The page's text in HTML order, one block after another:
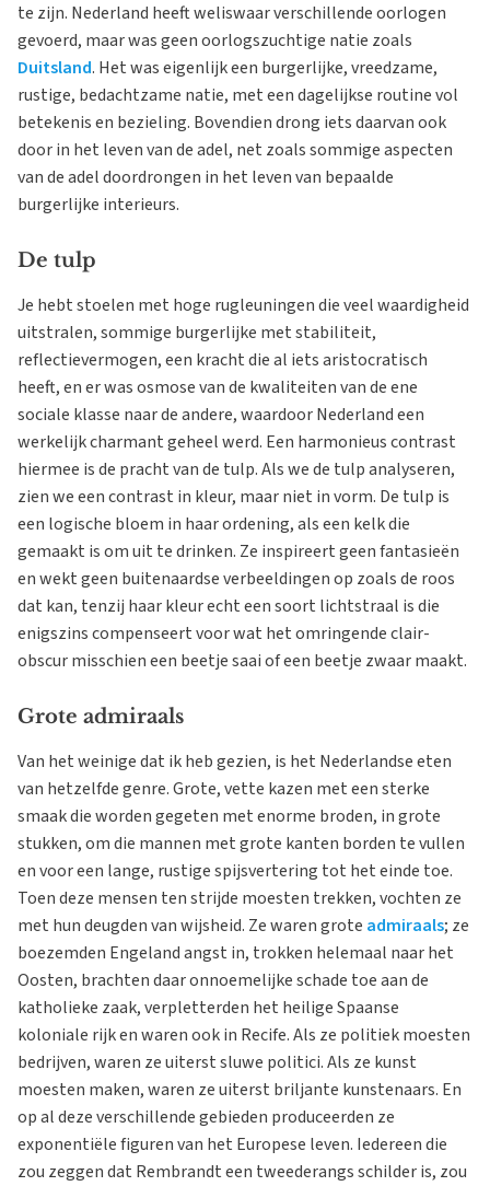
te zijn. Nederland heeft weliswaar verschillende oorlogen
gevoerd, maar was geen oorlogszuchtige natie zoals
Duitsland. Het was eigenlijk een burgerlijke, vreedzame,
rustige, bedachtzame natie, met een dagelijkse routine vol
betekenis en bezieling. Bovendien drong iets daarvan ook
door in het leven van de adel, net zoals sommige aspecten
van de adel doordrongen in het leven van bepaalde
burgerlijke interieurs.
De tulp
Je hebt stoelen met hoge rugleuningen die veel waardigheid
uitstralen, sommige burgerlijke met stabiliteit,
reflectievermogen, een kracht die al iets aristocratisch
heeft, en er was osmose van de kwaliteiten van de ene
sociale klasse naar de andere, waardoor Nederland een
werkelijk charmant geheel werd. Een harmonieus contrast
hiermee is de pracht van de tulp. Als we de tulp analyseren,
zien we een contrast in kleur, maar niet in vorm. De tulp is
een logische bloem in haar ordening, als een kelk die
gemaakt is om uit te drinken. Ze inspireert geen fantasieën
en wekt geen buitenaardse verbeeldingen op zoals de roos
dat kan, tenzij haar kleur echt een soort lichtstraal is die
enigszins compenseert voor wat het omringende clair-
obscur misschien een beetje saai of een beetje zwaar maakt.
Grote admiraals
Van het weinige dat ik heb gezien, is het Nederlandse eten
van hetzelfde genre. Grote, vette kazen met een sterke
smaak die worden gegeten met enorme broden, in grote
stukken, om die mannen met grote kanten borden te vullen
en voor een lange, rustige spijsvertering tot het einde toe.
Toen deze mensen ten strijde moesten trekken, vochten ze
met hun deugden van wijsheid. Ze waren grote admiraals; ze
boezemden Engeland angst in, trokken helemaal naar het
Oosten, brachten daar onnoemelijke schade toe aan de
katholieke zaak, verpletterden het heilige Spaanse
koloniale rijk en waren ook in Recife. Als ze politiek moesten
bedrijven, waren ze uiterst sluwe politici. Als ze kunst
moesten maken, waren ze uiterst briljante kunstenaars. En
op al deze verschillende gebieden produceerden ze
exponentiële figuren van het Europese leven. Iedereen die
zou zeggen dat Rembrandt een tweederangs schilder is, zou